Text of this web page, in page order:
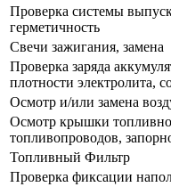
Проверка системы
герметичность
Свечи зажигания, замена
Проверка заряда
плотности электролита,
Осмотр и/или замена
Осмотр крышки
топливопроводов,
Топливный Фильтр
Проверка фиксации